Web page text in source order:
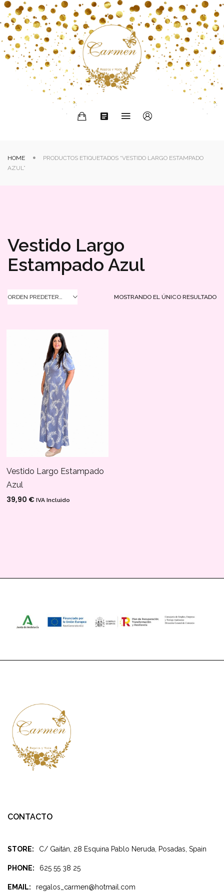
HOME
PRODUCTOS ETIQUETADOS “VESTIDO LARGO ESTAMPADO
AZUL”
Vestido Largo
Estampado Azul
MOSTRANDO EL ÚNICO RESULTADO
ORDEN PREDETERMINADO
Vestido Largo Estampado
Azul
39,90 € IVA Incluido
CONTACTO
STORE: C/ Gaitán, 28 Esquina Pablo Neruda, Posadas, Spain
PHONE: 625 55 38 25
EMAIL: regalos_carmen@hotmail.com